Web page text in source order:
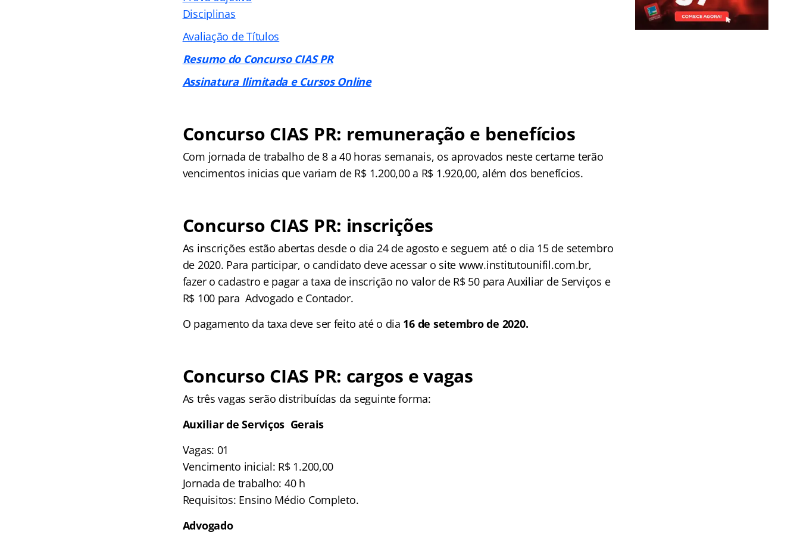
Disciplinas
Avaliação de Títulos
Resumo do Concurso CIAS PR
Assinatura Ilimitada e Cursos Online
Concurso CIAS PR: remuneração e benefícios
Com jornada de trabalho de 8 a 40 horas semanais, os aprovados neste certame terão
vencimentos inicias que variam de R$ 1.200,00 a R$ 1.920,00, além dos benefícios.
Concurso CIAS PR: inscrições
As inscrições estão abertas desde o dia 24 de agosto e seguem até o dia 15 de setembro
de 2020. Para participar, o candidato deve acessar o site www.institutounifil.com.br,
fazer o cadastro e pagar a taxa de inscrição no valor de R$ 50 para Auxiliar de Serviços e
R$ 100 para Advogado e Contador.
O pagamento da taxa deve ser feito até o dia 16 de setembro de 2020.
Concurso CIAS PR: cargos e vagas
As três vagas serão distribuídas da seguinte forma:
Auxiliar de Serviços Gerais
Vagas: 01
Vencimento inicial: R$ 1.200,00
Jornada de trabalho: 40 h
Requisitos: Ensino Médio Completo.
Advogado